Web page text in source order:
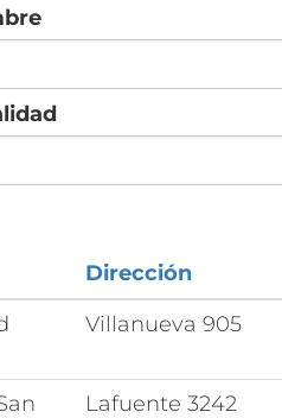
Dirección
Villanueva 905
Lafuente 3242